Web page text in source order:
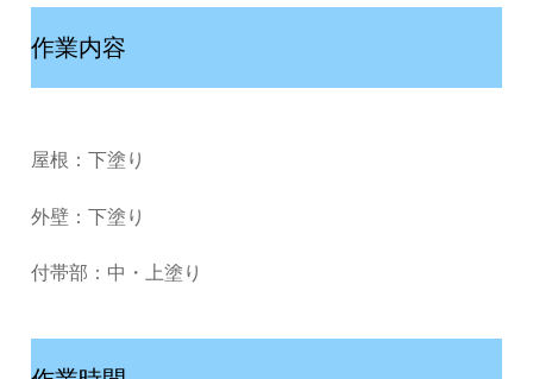
作業内容
屋根：下塗り
外壁：下塗り
付帯部：中・上塗り